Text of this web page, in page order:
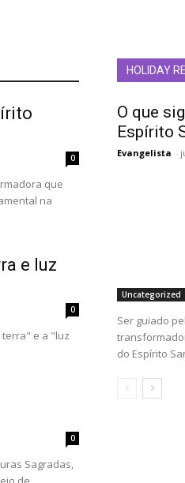
0
que
na
e luz
0
terra" e a "luz
0
Sagradas,
HOLIDAY
O que
Espírito
Evangelista -
Uncategorized
Ser guiado
do Espírito